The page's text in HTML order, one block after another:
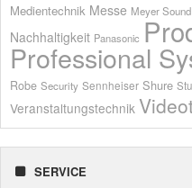
Medientechnik Messe Meyer Sound
Nachhaltigkeit Panasonic
Professional
Robe Security Sennheiser Shure
Veranstaltungstechnik
SERVICE